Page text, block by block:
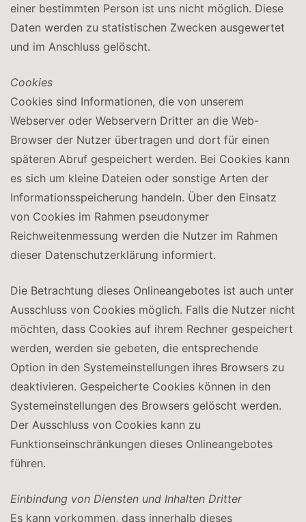
einer bestimmten Person ist uns nicht möglich. Diese
Daten werden zu statistischen Zwecken ausgewertet
und im Anschluss gelöscht.
Cookies
Cookies sind Informationen, die von unserem
Webserver oder Webservern Dritter an die Web-
Browser der Nutzer übertragen und dort für einen
späteren Abruf gespeichert werden. Bei Cookies kann
es sich um kleine Dateien oder sonstige Arten der
Informationsspeicherung handeln. Über den Einsatz
von Cookies im Rahmen pseudonymer
Reichweitenmessung werden die Nutzer im Rahmen
dieser Datenschutzerklärung informiert.
Die Betrachtung dieses Onlineangebotes ist auch unter
Ausschluss von Cookies möglich. Falls die Nutzer nicht
möchten, dass Cookies auf ihrem Rechner gespeichert
werden, werden sie gebeten, die entsprechende
Option in den Systemeinstellungen ihres Browsers zu
deaktivieren. Gespeicherte Cookies können in den
Systemeinstellungen des Browsers gelöscht werden.
Der Ausschluss von Cookies kann zu
Funktionseinschränkungen dieses Onlineangebotes
führen.
Einbindung von Diensten und Inhalten Dritter
Es kann vorkommen, dass innerhalb dieses